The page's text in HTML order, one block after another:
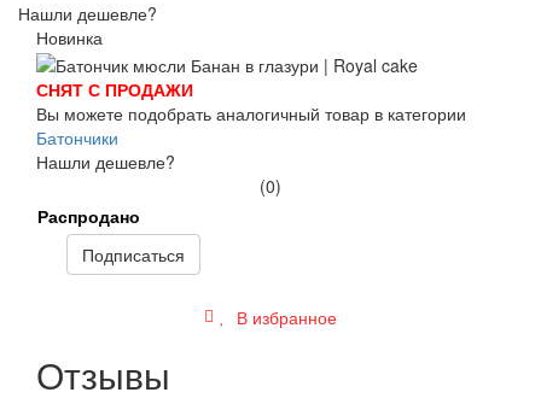
Нашли дешевле?
Новинка
СНЯТ С ПРОДАЖИ
Вы можете подобрать аналогичный товар в категории
Батончики
Нашли дешевле?
(0)
Распродано
Подписаться
В избранное
Отзывы